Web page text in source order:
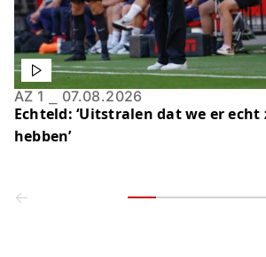
Echteld: ‘Uitstralen dat we er echt
hebben’
AZ 1 07.08.2026